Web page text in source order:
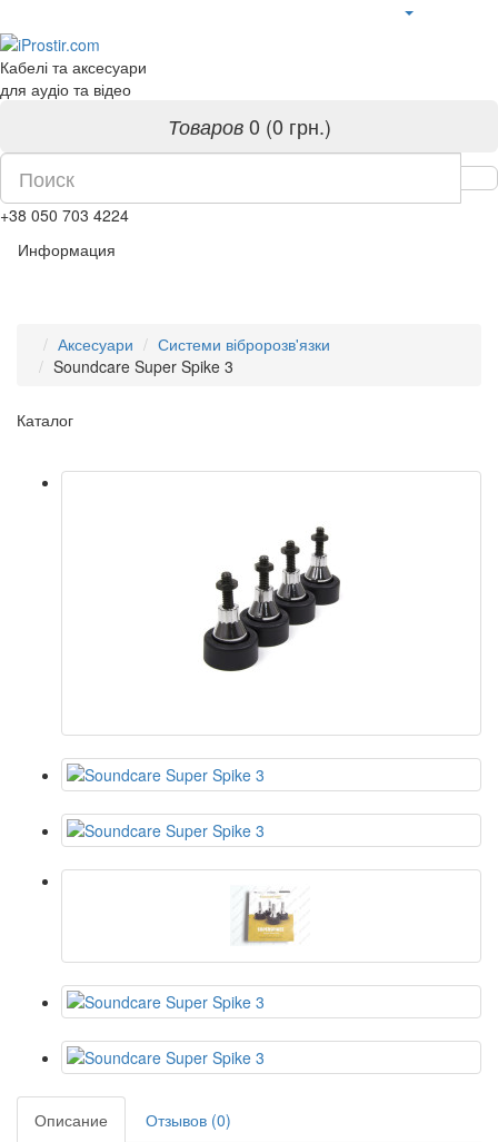
Кабелі та аксесуари
для аудіо та відео
Товаров0 (0 грн.)
+38 050 703 4224
Информация
Аксесуари
Системи вібророзв'язки
Soundcare Super Spike 3
Каталог
Описание
Отзывов (0)